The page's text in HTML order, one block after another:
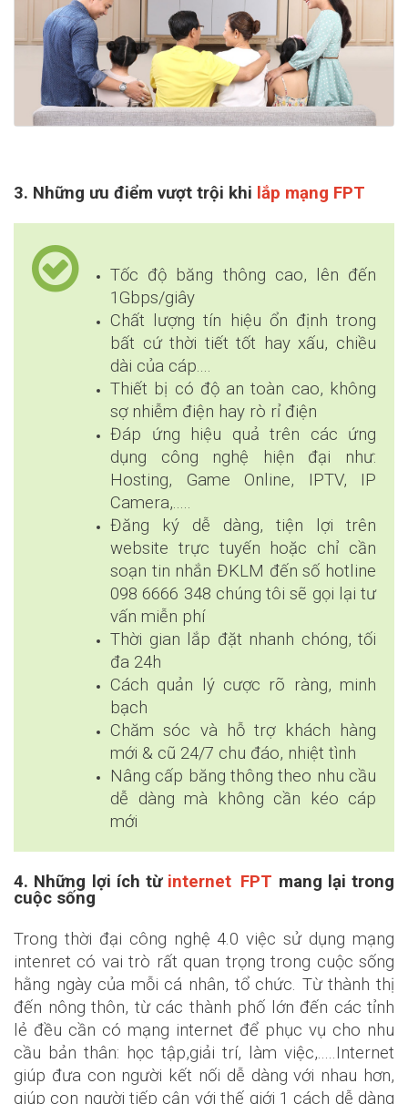
3. Những ưu điểm vượt trội khi lắp mạng FPT
Tốc độ băng thông cao, lên đến
1Gbps/giây
Chất lượng tín hiệu ổn định trong
bất cứ thời tiết tốt hay xấu, chiều
dài của cáp....
Thiết bị có độ an toàn cao, không
sợ nhiễm điện hay rò rỉ điện
Đáp ứng hiệu quả trên các ứng
dụng công nghệ hiện đại như:
Hosting, Game Online, IPTV, IP
Camera,.....
Đăng ký dễ dàng, tiện lợi trên
website trực tuyến hoặc chỉ cần
soạn tin nhắn ĐKLM đến số hotline
098 6666 348 chúng tôi sẽ gọi lại tư
vấn miễn phí
Thời gian lắp đặt nhanh chóng, tối
đa 24h
Cách quản lý cược rõ ràng, minh
bạch
Chăm sóc và hỗ trợ khách hàng
mới & cũ 24/7 chu đáo, nhiệt tình
Nâng cấp băng thông theo nhu cầu
dễ dàng mà không cần kéo cáp
mới
4. Những lợi ích từ internet FPT mang lại trong
cuộc sống
Trong thời đại công nghệ 4.0 việc sử dụng mạng
intenret có vai trò rất quan trọng trong cuộc sống
hằng ngày của mỗi cá nhân, tổ chức. Từ thành thị
đến nông thôn, từ các thành phố lớn đến các tỉnh
lẻ đều cần có mạng internet để phục vụ cho nhu
cầu bản thân: học tập,giải trí, làm việc,.....Internet
giúp đưa con người kết nối dễ dàng với nhau hơn,
giúp con người tiếp cận với thế giới 1 cách dễ dàng
ĐĂNG KÝ NHẬN TƯ VẤN MIỄN
PHÍ
⚡ Đăng Ký Online: Giảm ngay100.000VNĐ!
🎁 Tặng ngay 01 tháng cước, miễn phí Modem Wifi